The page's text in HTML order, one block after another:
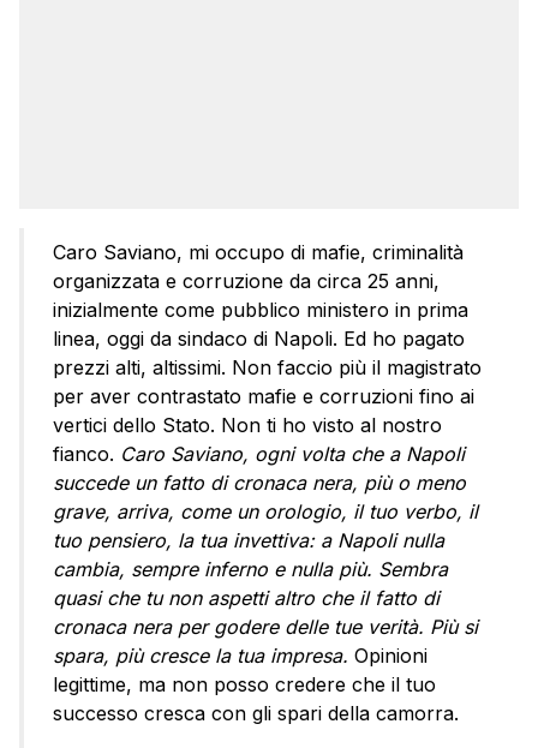
Caro Saviano, mi occupo di mafie, criminalità
organizzata e corruzione da circa 25 anni,
inizialmente come pubblico ministero in prima
linea, oggi da sindaco di Napoli. Ed ho pagato
prezzi alti, altissimi. Non faccio più il magistrato
per aver contrastato mafie e corruzioni fino ai
vertici dello Stato. Non ti ho visto al nostro
fianco. Caro Saviano, ogni volta che a Napoli
succede un fatto di cronaca nera, più o meno
grave, arriva, come un orologio, il tuo verbo, il
tuo pensiero, la tua invettiva: a Napoli nulla
cambia, sempre inferno e nulla più. Sembra
quasi che tu non aspetti altro che il fatto di
cronaca nera per godere delle tue verità. Più si
spara, più cresce la tua impresa. Opinioni
legittime, ma non posso credere che il tuo
successo cresca con gli spari della camorra.